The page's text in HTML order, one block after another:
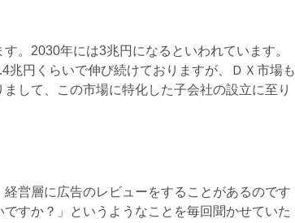
。2030年には3兆円になるといわれています。
兆円くらいで伸び続けておりますが、ＤＸ市場も
して、この市場に特化した子会社の設立に至り
営層に広告のレビューをすることがあるのです
すか？」というようなことを毎回聞かせていた